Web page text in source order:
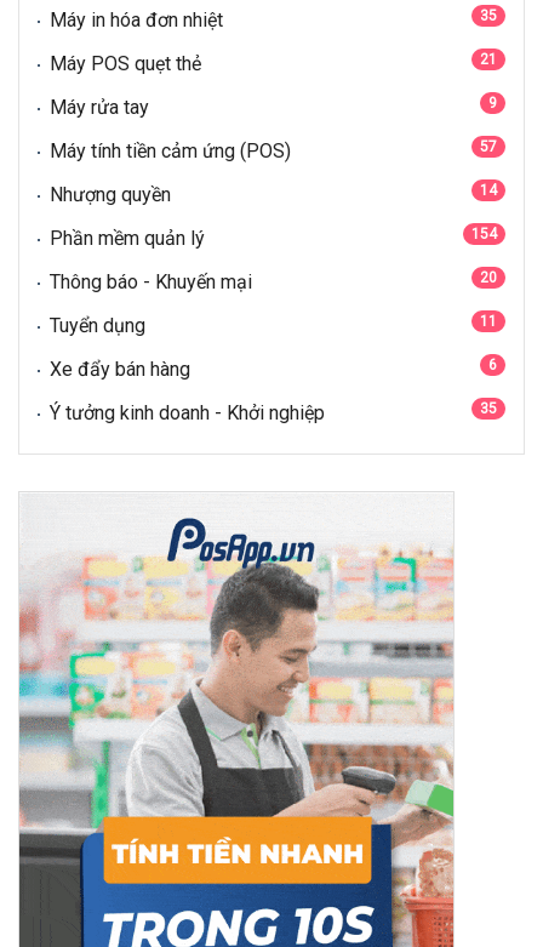
Máy in hóa đơn nhiệt 35
Máy POS quẹt thẻ 21
Máy rửa tay 9
Máy tính tiền cảm ứng (POS) 57
Nhượng quyền 14
Phần mềm quản lý 154
Thông báo - Khuyến mại 20
Tuyển dụng 11
Xe đẩy bán hàng 6
Ý tưởng kinh doanh - Khởi nghiệp 35